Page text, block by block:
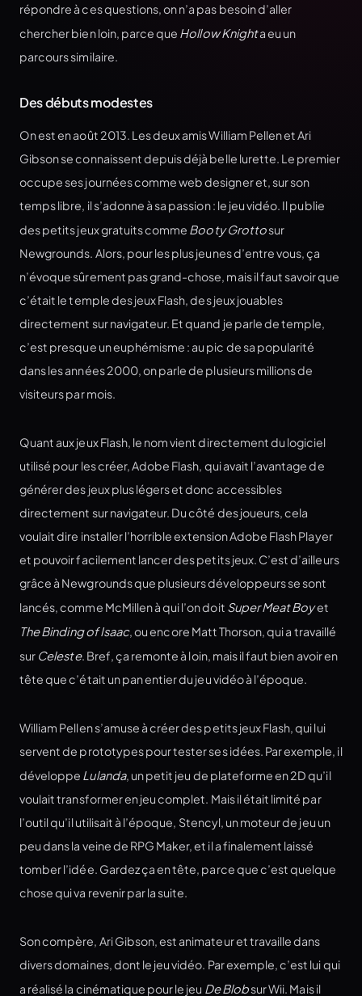
répondre à ces questions, on n’a pas besoin d’aller
chercher bien loin, parce que Hollow Knighta eu un
parcours similaire.
Des débuts modestes
On est en août 2013. Les deux amis William Pellen et Ari
Gibson se connaissent depuis déjà belle lurette. Le premier
occupe ses journées comme web designer et, sur son
temps libre, il s’adonne à sa passion : le jeu vidéo. Il publie
des petits jeux gratuits comme Booty Grottosur
Newgrounds. Alors, pour les plus jeunes d’entre vous, ça
n’évoque sûrement pas grand-chose, mais il faut savoir que
c’était le temple des jeux Flash, des jeux jouables
directement sur navigateur. Et quand je parle de temple,
c’est presque un euphémisme : au pic de sa popularité
dans les années 2000, on parle de plusieurs millions de
visiteurs par mois.
Quant aux jeux Flash, le nom vient directement du logiciel
utilisé pour les créer, Adobe Flash, qui avait l’avantage de
générer des jeux plus légers et donc accessibles
directement sur navigateur. Du côté des joueurs, cela
voulait dire installer l’horrible extension Adobe Flash Player
et pouvoir facilement lancer des petits jeux. C’est d’ailleurs
grâce à Newgrounds que plusieurs développeurs se sont
lancés, comme McMillen à qui l’on doit Super Meat Boyet
The Binding of Isaac, ou encore Matt Thorson, qui a travaillé
sur Celeste. Bref, ça remonte à loin, mais il faut bien avoir en
tête que c’était un pan entier du jeu vidéo à l’époque.
William Pellen s’amuse à créer des petits jeux Flash, qui lui
servent de prototypes pour tester ses idées. Par exemple, il
développe Lulanda, un petit jeu de plateforme en 2D qu’il
voulait transformer en jeu complet. Mais il était limité par
l’outil qu’il utilisait à l’époque, Stencyl, un moteur de jeu un
peu dans la veine de RPG Maker, et il a finalement laissé
tomber l’idée. Gardez ça en tête, parce que c’est quelque
chose qui va revenir par la suite.
Son compère, Ari Gibson, est animateur et travaille dans
divers domaines, dont le jeu vidéo. Par exemple, c’est lui qui
a réalisé la cinématique pour le jeu De Blobsur Wii. Mais il